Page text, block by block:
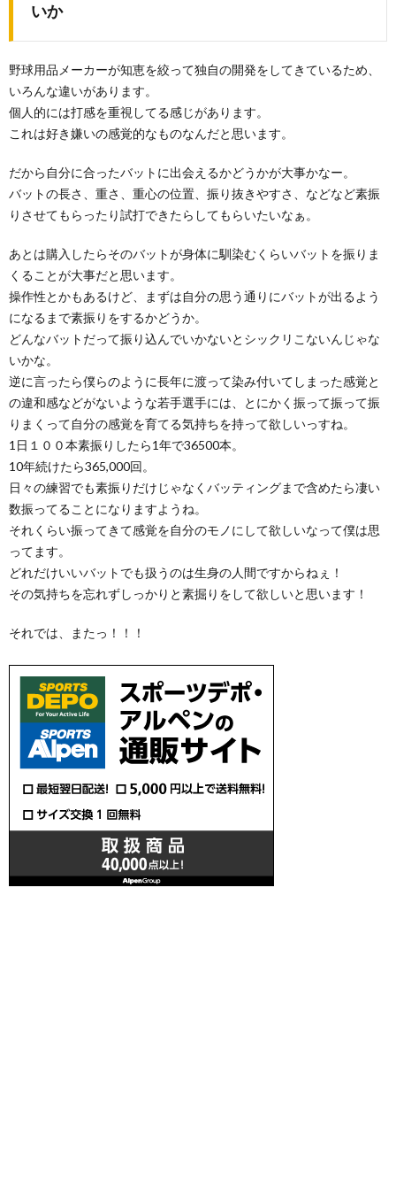
いか
野球用品メーカーが知恵を絞って独自の開発をしてきているため、
いろんな違いがあります。
個人的には打感を重視してる感じがあります。
これは好き嫌いの感覚的なものなんだと思います。
だから自分に合ったバットに出会えるかどうかが大事かなー。
バットの長さ、重さ、重心の位置、振り抜きやすさ、などなど素振
りさせてもらったり試打できたらしてもらいたいなぁ。
あとは購入したらそのバットが身体に馴染むくらいバットを振りま
くることが大事だと思います。
操作性とかもあるけど、まずは自分の思う通りにバットが出るよう
になるまで素振りをするかどうか。
どんなバットだって振り込んでいかないとシックリこないんじゃな
いかな。
逆に言ったら僕らのように長年に渡って染み付いてしまった感覚と
の違和感などがないような若手選手には、とにかく振って振って振
りまくって自分の感覚を育てる気持ちを持って欲しいっすね。
1日１００本素振りしたら1年で36500本。
10年続けたら365,000回。
日々の練習でも素振りだけじゃなくバッティングまで含めたら凄い
数振ってることになりますようね。
それくらい振ってきて感覚を自分のモノにして欲しいなって僕は思
ってます。
どれだけいいバットでも扱うのは生身の人間ですからねぇ！
その気持ちを忘れずしっかりと素掘りをして欲しいと思います！
それでは、またっ！！！